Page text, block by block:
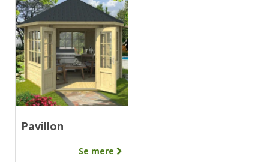
Pavillon
Se mere